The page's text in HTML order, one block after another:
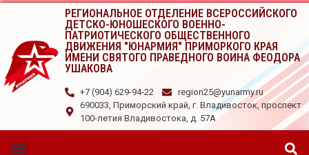
РЕГИОНАЛЬНОЕ ОТДЕЛЕНИЕ ВСЕРОССИЙСКОГО
ДЕТСКО-ЮНОШЕСКОГО ВОЕННО-
ПАТРИОТИЧЕСКОГО ОБЩЕСТВЕННОГО
ДВИЖЕНИЯ "ЮНАРМИЯ" ПРИМОРКОГО КРАЯ
ИМЕНИ СВЯТОГО ПРАВЕДНОГО ВОИНА ФЕОДОРА
УШАКОВА
+7 (904) 629-94-22
region25@yunarmy.ru
690033, Приморский край, г. Владивосток, проспект
100-летия Владивостока, д. 57А